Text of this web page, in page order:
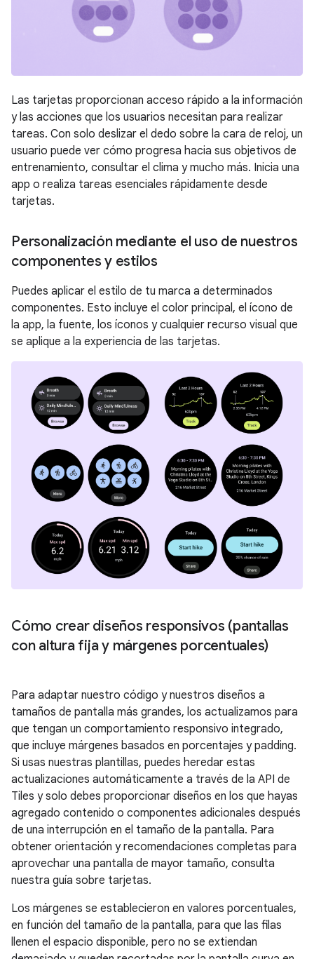
Las tarjetas proporcionan acceso rápido a la información
y las acciones que los usuarios necesitan para realizar
tareas. Con solo deslizar el dedo sobre la cara de reloj, un
usuario puede ver cómo progresa hacia sus objetivos de
entrenamiento, consultar el clima y mucho más. Inicia una
app o realiza tareas esenciales rápidamente desde
tarjetas.
Personalización mediante el uso de nuestros
componentes y estilos
Puedes aplicar el estilo de tu marca a determinados
componentes. Esto incluye el color principal, el ícono de
la app, la fuente, los íconos y cualquier recurso visual que
se aplique a la experiencia de las tarjetas.
Cómo crear diseños responsivos (pantallas
con altura fija y márgenes porcentuales)
Para adaptar nuestro código y nuestros diseños a
tamaños de pantalla más grandes, los actualizamos para
que tengan un comportamiento responsivo integrado,
que incluye márgenes basados en porcentajes y padding.
Si usas nuestras plantillas, puedes heredar estas
actualizaciones automáticamente a través de la API de
Tiles y solo debes proporcionar diseños en los que hayas
agregado contenido o componentes adicionales después
de una interrupción en el tamaño de la pantalla. Para
obtener orientación y recomendaciones completas para
aprovechar una pantalla de mayor tamaño, consulta
nuestra guía sobre tarjetas.
Los márgenes se establecieron en valores porcentuales,
en función del tamaño de la pantalla, para que las filas
llenen el espacio disponible, pero no se extiendan